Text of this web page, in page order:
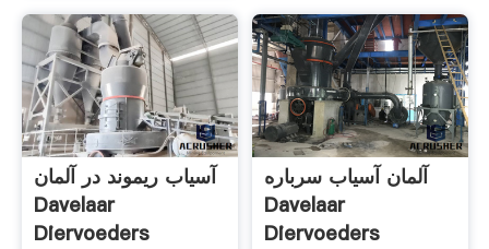
آسیاب ریموند در آلمان
Davelaar
Diervoeders
آلمان آسیاب سرباره
Davelaar
Diervoeders